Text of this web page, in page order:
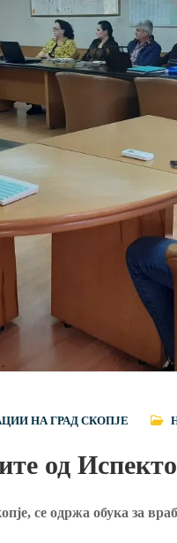
НА ГРАД СКОПЈЕ
од
се одржа обука за